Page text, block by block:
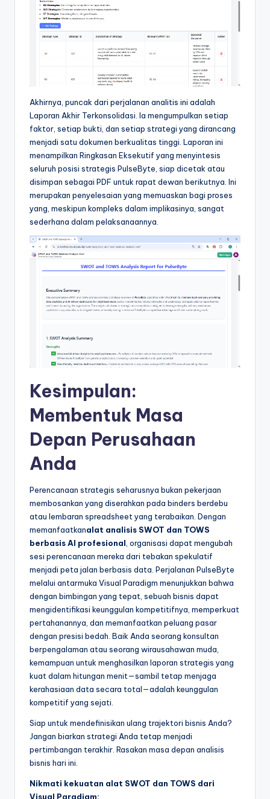
Akhirnya, puncak dari perjalanan analitis ini adalah
Laporan Akhir Terkonsolidasi. Ia mengumpulkan setiap
faktor, setiap bukti, dan setiap strategi yang dirancang
menjadi satu dokumen berkualitas tinggi. Laporan ini
menampilkan Ringkasan Eksekutif yang menyintesis
seluruh posisi strategis PulseByte, siap dicetak atau
disimpan sebagai PDF untuk rapat dewan berikutnya. Ini
merupakan penyelesaian yang memuaskan bagi proses
yang, meskipun kompleks dalam implikasinya, sangat
sederhana dalam pelaksanaannya.
Kesimpulan:
Membentuk Masa
Depan Perusahaan
Anda
Perencanaan strategis seharusnya bukan pekerjaan
membosankan yang diserahkan pada binders berdebu
atau lembaran spreadsheet yang terabaikan. Dengan
memanfaatkanalat analisis SWOT dan TOWS
berbasis AI profesional , organisasi dapat mengubah
sesi perencanaan mereka dari tebakan spekulatif
menjadi peta jalan berbasis data. Perjalanan PulseByte
melalui antarmuka Visual Paradigm menunjukkan bahwa
dengan bimbingan yang tepat, sebuah bisnis dapat
mengidentifikasi keunggulan kompetitifnya, memperkuat
pertahanannya, dan memanfaatkan peluang pasar
dengan presisi bedah. Baik Anda seorang konsultan
berpengalaman atau seorang wirausahawan muda,
kemampuan untuk menghasilkan laporan strategis yang
kuat dalam hitungan menit—sambil tetap menjaga
kerahasiaan data secara total—adalah keunggulan
kompetitif yang sejati.
Siap untuk mendefinisikan ulang trajektori bisnis Anda?
Jangan biarkan strategi Anda tetap menjadi
pertimbangan terakhir. Rasakan masa depan analisis
bisnis hari ini.
Nikmati kekuatan alat SWOT dan TOWS dari
Visual Paradigm: